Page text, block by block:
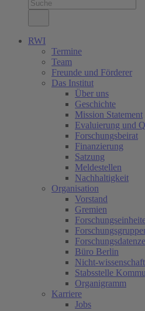
RWI
Termine
Team
Freunde und Förderer
Das Institut
Über uns
Geschichte
Mission Statement
Evaluierung und
Forschungsbeirat
Finanzierung
Satzung
Meldestellen
Nachhaltigkeit
Organisation
Vorstand
Gremien
Büro Berlin
Nicht-
Stabsstelle
Organigramm
Karriere
Jobs